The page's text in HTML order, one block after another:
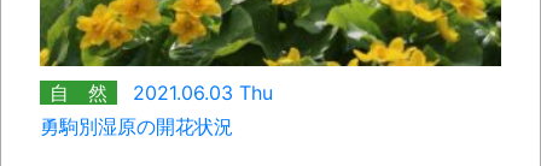
自 然
2021.06.03 Thu
勇駒別湿原の開花状況